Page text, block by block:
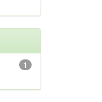
1